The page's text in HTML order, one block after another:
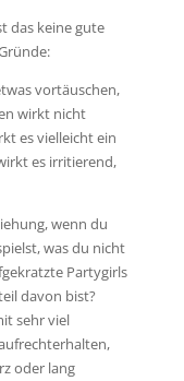
das keine gute
vortäuschen,
wirkt nicht
es vielleicht ein
es irritierend,
wenn du
was du nicht
Partygirls
davon bist?
sehr viel
oder lang